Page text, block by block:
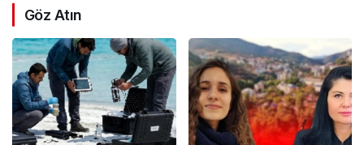
Göz Atın